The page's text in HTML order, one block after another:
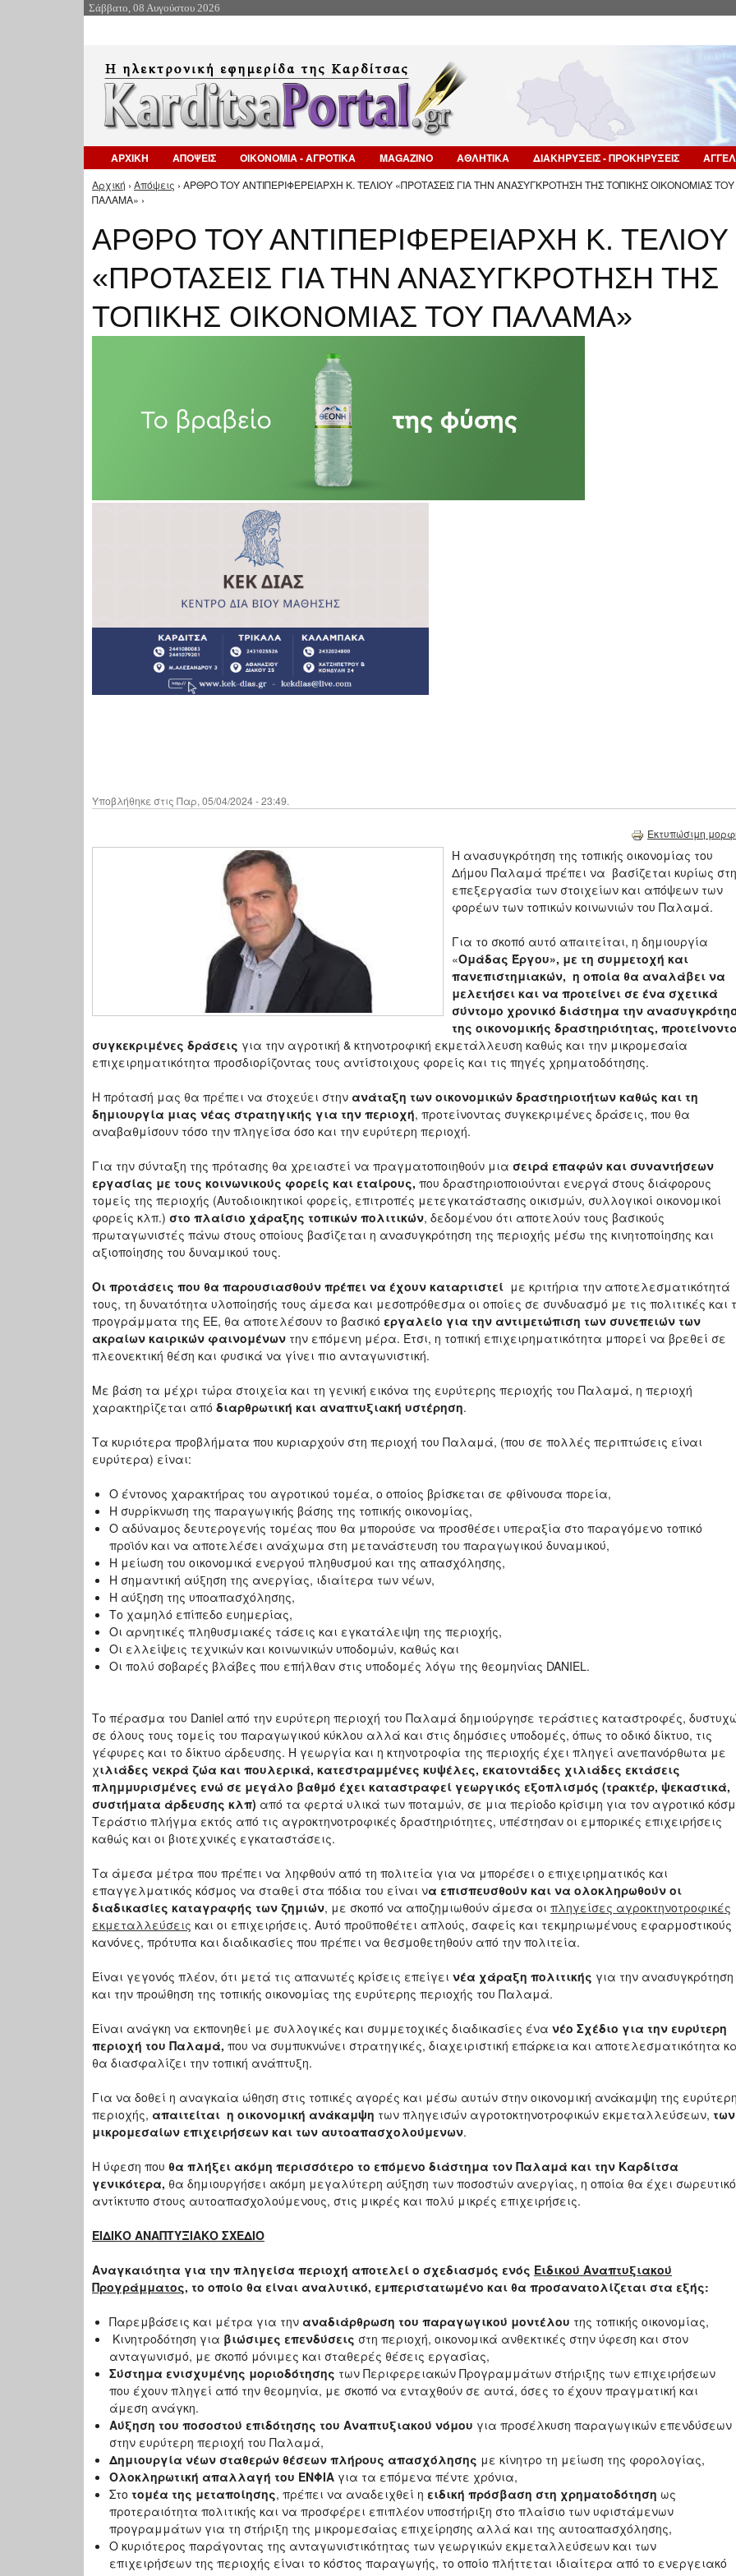
Σάββατο, 08 Αυγούστου 2026
ΑΡΧΙΚΗ ΑΠΟΨΕΙΣ ΟΙΚΟΝΟΜΙΑ - ΑΓΡΟΤΙΚΑ MAGAZINO ΑΘΛΗΤΙΚΑ ΔΙΑΚΗΡΥΞΕΙΣ - ΠΡΟΚΗΡΥΞΕΙΣ
Είστε εδώ
Αρχική › Απόψεις › ΑΡΘΡΟ ΤΟΥ ΑΝΤΙΠΕΡΙΦΕΡΕΙΑΡΧΗ Κ. ΤΕΛΙΟΥ «ΠΡΟΤΑΣΕΙΣ ΓΙΑ ΤΗΝ ΑΝΑΣΥΓΚΡΟΤΗΣΗ ΤΗΣ ΤΟΠΙΚΗΣ ΟΙΚΟΝΟΜΙΑΣ ΤΟΥ
ΠΑΛΑΜΑ» ›
ΑΡΘΡΟ ΤΟΥ ΑΝΤΙΠΕΡΙΦΕΡΕΙΑΡΧΗ Κ. ΤΕΛΙΟΥ
«ΠΡΟΤΑΣΕΙΣ ΓΙΑ ΤΗΝ ΑΝΑΣΥΓΚΡΟΤΗΣΗ ΤΗΣ
ΤΟΠΙΚΗΣ ΟΙΚΟΝΟΜΙΑΣ ΤΟΥ ΠΑΛΑΜΑ»
Υποβλήθηκε στις Παρ, 05/04/2024 - 23:49.
Εκτυπώσιμη
Η ανασυγκρότηση της τοπικής οικονομίας του
Δήμου Παλαμά πρέπει να βασίζεται κυρίως
επεξεργασία των στοιχείων και απόψεων των
φορέων των τοπικών κοινωνιών του Παλαμά.
Για το σκοπό αυτό απαιτείται, η δημιουργία
«Ομάδας Έργου», με τη συμμετοχή και
πανεπιστημιακών, η οποία θα αναλάβει να
μελετήσει και να προτείνει σε ένα σχετικά
σύντομο χρονικό διάστημα την
της οικονομικής δραστηριότητας,
συγκεκριμένες δράσεις για την αγροτική & κτηνοτροφική εκμετάλλευση καθώς και την μικρομεσαία
επιχειρηματικότητα προσδιορίζοντας τους αντίστοιχους φορείς και τις πηγές χρηματοδότησης.
Η πρότασή μας θα πρέπει να στοχεύει στην ανάταξη των οικονομικών δραστηριοτήτων καθώς και τη
δημιουργία μιας νέας στρατηγικής για την περιοχή, προτείνοντας συγκεκριμένες δράσεις, που θα
αναβαθμίσουν τόσο την πληγείσα όσο και την ευρύτερη περιοχή.
Για την σύνταξη της πρότασης θα χρειαστεί να πραγματοποιηθούν μια σειρά επαφών και συναντήσεων
εργασίας με τους κοινωνικούς φορείς και εταίρους, που δραστηριοποιούνται ενεργά στους διάφορους
τομείς της περιοχής (Αυτοδιοικητικοί φορείς, επιτροπές μετεγκατάστασης οικισμών, συλλογικοί οικονομικοί
φορείς κλπ.) στο πλαίσιο χάραξης τοπικών πολιτικών, δεδομένου ότι αποτελούν τους βασικούς
πρωταγωνιστές πάνω στους οποίους βασίζεται η ανασυγκρότηση της περιοχής μέσω της κινητοποίησης και
αξιοποίησης του δυναμικού τους.
Οι προτάσεις που θα παρουσιασθούν πρέπει να έχουν καταρτιστεί με κριτήρια την αποτελεσματικότητά
τους, τη δυνατότητα υλοποίησής τους άμεσα και μεσοπρόθεσμα οι οποίες σε συνδυασμό με τις πολιτικές και
προγράμματα της ΕΕ, θα αποτελέσουν το βασικό εργαλείο για την αντιμετώπιση των συνεπειών των
ακραίων καιρικών φαινομένων την επόμενη μέρα. Έτσι, η τοπική επιχειρηματικότητα μπορεί να βρεθεί σε
πλεονεκτική θέση και φυσικά να γίνει πιο ανταγωνιστική.
Με βάση τα μέχρι τώρα στοιχεία και τη γενική εικόνα της ευρύτερης περιοχής του Παλαμά, η περιοχή
χαρακτηρίζεται από διαρθρωτική και αναπτυξιακή υστέρηση.
Τα κυριότερα προβλήματα που κυριαρχούν στη περιοχή του Παλαμά, (που σε πολλές περιπτώσεις είναι
ευρύτερα) είναι:
Ο έντονος χαρακτήρας του αγροτικού τομέα, ο οποίος βρίσκεται σε φθίνουσα πορεία,
Η συρρίκνωση της παραγωγικής βάσης της τοπικής οικονομίας,
Ο αδύναμος δευτερογενής τομέας που θα μπορούσε να προσθέσει υπεραξία στο παραγόμενο τοπικό
προϊόν και να αποτελέσει ανάχωμα στη μετανάστευση του παραγωγικού δυναμικού,
Η μείωση του οικονομικά ενεργού πληθυσμού και της απασχόλησης,
Η σημαντική αύξηση της ανεργίας, ιδιαίτερα των νέων,
Η αύξηση της υποαπασχόλησης,
Το χαμηλό επίπεδο ευημερίας,
Οι αρνητικές πληθυσμιακές τάσεις και εγκατάλειψη της περιοχής,
Οι ελλείψεις τεχνικών και κοινωνικών υποδομών, καθώς και
Οι πολύ σοβαρές βλάβες που επήλθαν στις υποδομές λόγω της θεομηνίας DANIEL.
Το πέρασμα του Daniel από την ευρύτερη περιοχή του Παλαμά δημιούργησε τεράστιες καταστροφές,
σε όλους τους τομείς του παραγωγικού κύκλου αλλά και στις δημόσιες υποδομές, όπως το οδικό δίκτυο, τις
γέφυρες και το δίκτυο άρδευσης. Η γεωργία και η κτηνοτροφία της περιοχής έχει πληγεί ανεπανόρθωτα με
χιλιάδες νεκρά ζώα και πουλερικά, κατεστραμμένες κυψέλες, εκατοντάδες χιλιάδες εκτάσεις
πλημμυρισμένες ενώ σε μεγάλο βαθμό έχει καταστραφεί γεωργικός εξοπλισμός (τρακτέρ, ψεκαστικά,
συστήματα άρδευσης κλπ) από τα φερτά υλικά των ποταμών, σε μια περίοδο κρίσιμη για τον αγροτικό
Τεράστιο πλήγμα εκτός από τις αγροκτηνοτροφικές δραστηριότητες, υπέστησαν οι εμπορικές επιχειρήσεις
καθώς και οι βιοτεχνικές εγκαταστάσεις.
Τα άμεσα μέτρα που πρέπει να ληφθούν από τη πολιτεία για να μπορέσει ο επιχειρηματικός και
επαγγελματικός κόσμος να σταθεί στα πόδια του είναι να επισπευσθούν και να ολοκληρωθούν οι
διαδικασίες καταγραφής των ζημιών, με σκοπό να αποζημιωθούν άμεσα οι πληγείσες αγροκτηνοτροφικές
εκμεταλλεύσεις και οι επιχειρήσεις. Αυτό προϋποθέτει απλούς, σαφείς και τεκμηριωμένους εφαρμοστικούς
κανόνες, πρότυπα και διαδικασίες που πρέπει να θεσμοθετηθούν από την πολιτεία.
Είναι γεγονός πλέον, ότι μετά τις απανωτές κρίσεις επείγει νέα χάραξη πολιτικής για την ανασυγκρότηση
και την προώθηση της τοπικής οικονομίας της ευρύτερης περιοχής του Παλαμά.
Είναι ανάγκη να εκπονηθεί με συλλογικές και συμμετοχικές διαδικασίες ένα νέο Σχέδιο για την ευρύτερη
περιοχή του Παλαμά, που να συμπυκνώνει στρατηγικές, διαχειριστική επάρκεια και αποτελεσματικότητα
θα διασφαλίζει την τοπική ανάπτυξη.
Για να δοθεί η αναγκαία ώθηση στις τοπικές αγορές και μέσω αυτών στην οικονομική ανάκαμψη της
περιοχής, απαιτείται η οικονομική ανάκαμψη των πληγεισών αγροτοκτηνοτροφικών εκμεταλλεύσεων, των
μικρομεσαίων επιχειρήσεων και των αυτοαπασχολούμενων.
Η ύφεση που θα πλήξει ακόμη περισσότερο το επόμενο διάστημα τον Παλαμά και την Καρδίτσα
γενικότερα, θα δημιουργήσει ακόμη μεγαλύτερη αύξηση των ποσοστών ανεργίας, η οποία θα έχει σωρευτικό
αντίκτυπο στους αυτοαπασχολούμενους, στις μικρές και πολύ μικρές επιχειρήσεις.
ΕΙΔΙΚΟ ΑΝΑΠΤΥΞΙΑΚΟ ΣΧΕΔΙΟ
Αναγκαιότητα για την πληγείσα περιοχή αποτελεί ο σχεδιασμός ενός Ειδικού Αναπτυξιακού
Προγράμματος, το οποίο θα είναι αναλυτικό, εμπεριστατωμένο και θα προσανατολίζεται στα εξής:
Παρεμβάσεις και μέτρα για την αναδιάρθρωση του παραγωγικού μοντέλου της τοπικής οικονομίας,
Κινητροδότηση για βιώσιμες επενδύσεις στη περιοχή, οικονομικά ανθεκτικές στην ύφεση και στον
ανταγωνισμό, με σκοπό μόνιμες και σταθερές θέσεις εργασίας,
Σύστημα ενισχυμένης μοριοδότησης των Περιφερειακών Προγραμμάτων στήριξης των επιχειρήσεων
που έχουν πληγεί από την θεομηνία, με σκοπό να ενταχθούν σε αυτά, όσες το έχουν πραγματική και
άμεση ανάγκη.
Αύξηση του ποσοστού επιδότησης του Αναπτυξιακού νόμου για προσέλκυση παραγωγικών επενδύσεων
στην ευρύτερη περιοχή του Παλαμά,
Δημιουργία νέων σταθερών θέσεων πλήρους απασχόλησης με κίνητρο τη μείωση της φορολογίας,
Ολοκληρωτική απαλλαγή του ΕΝΦΙΑ για τα επόμενα πέντε χρόνια,
Στο τομέα της μεταποίησης, πρέπει να αναδειχθεί η ειδική πρόσβαση στη χρηματοδότηση ως
προτεραιότητα πολιτικής και να προσφέρει επιπλέον υποστήριξη στο πλαίσιο των υφιστάμενων
προγραμμάτων για τη στήριξη της μικρομεσαίας επιχείρησης αλλά και της αυτοαπασχόλησης,
Ο κυριότερος παράγοντας της ανταγωνιστικότητας των γεωργικών εκμεταλλεύσεων και των
επιχειρήσεων της περιοχής είναι το κόστος παραγωγής, το οποίο πλήττεται ιδιαίτερα από το ενεργειακό